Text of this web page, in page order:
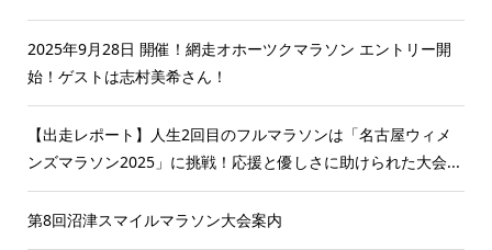
2025年9月28日 開催！網走オホーツクマラソン エントリー開
始！ゲストは志村美希さん！
【出走レポート】人生2回目のフルマラソンは「名古屋ウィメ
ンズマラソン2025」に挑戦！応援と優しさに助けられた大会...
第8回沼津スマイルマラソン大会案内